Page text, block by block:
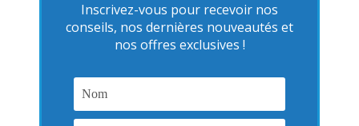
Inscrivez-vous pour recevoir nos
conseils, nos dernières nouveautés et
nos offres exclusives !